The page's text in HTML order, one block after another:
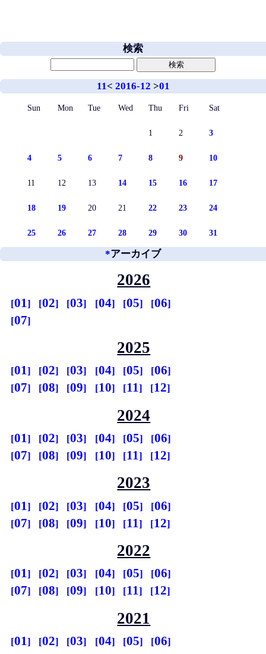
検索
11< 2016-12 >01
Sun Mon Tue Wed Thu Fri Sat
1 2 3
4 5 6 7 8 9 10
11 12 13 14 15 16 17
18 19 20 21 22 23 24
25 26 27 28 29 30 31
*アーカイブ
2026
01 02 03 04 05
06
07
2025
01 02 03 04 05
06
07
08 09 10 11 12
2024
01 02 03 04 05
06
07
08 09 10 11 12
2023
01 02 03 04 05
06
07
08 09 10 11 12
2022
01 02 03 04 05
06
07
08 09 10 11 12
2021
01 02 03 04 05
06